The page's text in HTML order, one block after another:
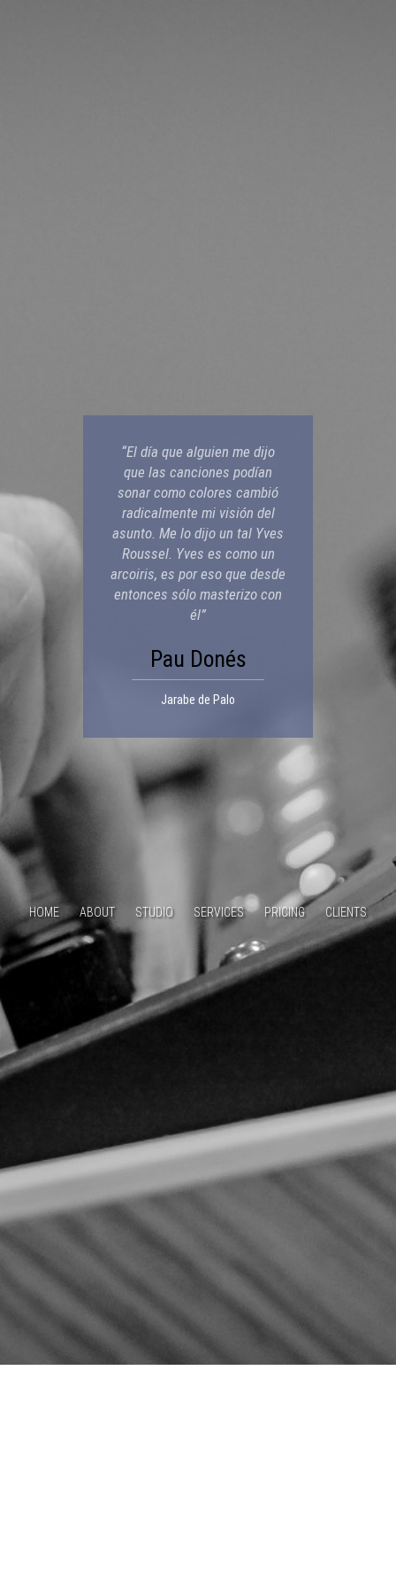
“El día que alguien me dijo
que las canciones podían
sonar como colores cambió
radicalmente mi visión del
asunto. Me lo dijo un tal Yves
Roussel. Yves es como un
arcoiris, es por eso que desde
entonces sólo masterizo con
él”
Pau Donés
Jarabe de Palo
HOME ABOUT STUDIO SERVICES PRICING CLIENTS